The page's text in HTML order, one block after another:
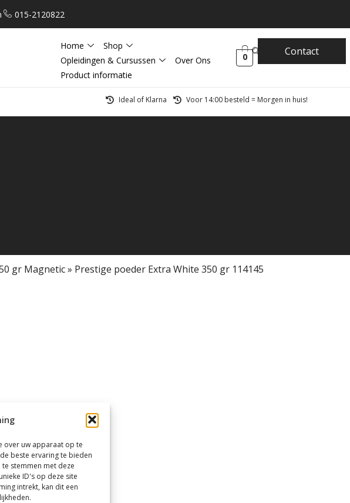
over uw apparaat op te
beste ervaring te bieden
stemmen met deze
ID's op deze site
intrekt, kan dit een
015-2120822
Home
Shop
Opleidingen & Cursussen
Over Ons
Product informatie
0 Contact
Ideal of Klarna Voor 14:00 besteld = Morgen in huis!
gr Magnetic» Prestige poeder Extra White 350 gr 114145